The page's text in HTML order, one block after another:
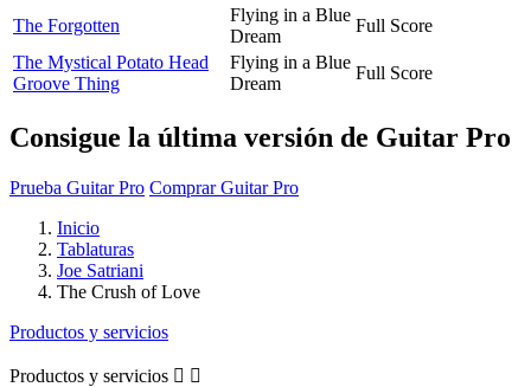
The Forgotten
Flying in a Blue
Dream
Full Score
The Mystical Potato Head
Groove Thing
Flying in a Blue
Dream
Full Score
Consigue la última versión de Guitar Pro
Prueba Guitar Pro Comprar Guitar Pro
Inicio
Tablaturas
Joe Satriani
The Crush of Love
Productos y servicios
Productos y servicios  